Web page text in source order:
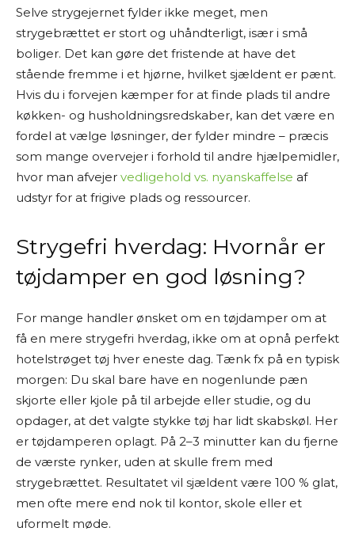
Selve strygejernet fylder ikke meget, men
strygebrættet er stort og uhåndterligt, især i små
boliger. Det kan gøre det fristende at have det
stående fremme i et hjørne, hvilket sjældent er pænt.
Hvis du i forvejen kæmper for at finde plads til andre
køkken- og husholdningsredskaber, kan det være en
fordel at vælge løsninger, der fylder mindre – præcis
som mange overvejer i forhold til andre hjælpemidler,
hvor man afvejer vedligehold vs. nyanskaffelse af
udstyr for at frigive plads og ressourcer.
Strygefri hverdag: Hvornår er
tøjdamper en god løsning?
For mange handler ønsket om en tøjdamper om at
få en mere strygefri hverdag, ikke om at opnå perfekt
hotelstrøget tøj hver eneste dag. Tænk fx på en typisk
morgen: Du skal bare have en nogenlunde pæn
skjorte eller kjole på til arbejde eller studie, og du
opdager, at det valgte stykke tøj har lidt skabskøl. Her
er tøjdamperen oplagt. På 2–3 minutter kan du fjerne
de værste rynker, uden at skulle frem med
strygebrættet. Resultatet vil sjældent være 100 % glat,
men ofte mere end nok til kontor, skole eller et
uformelt møde.